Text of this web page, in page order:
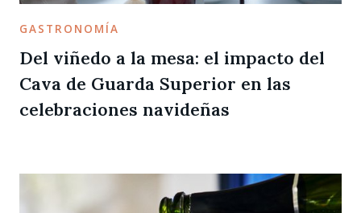
GASTRONOMÍA
Del viñedo a la mesa: el impacto del
Cava de Guarda Superior en las
celebraciones navideñas